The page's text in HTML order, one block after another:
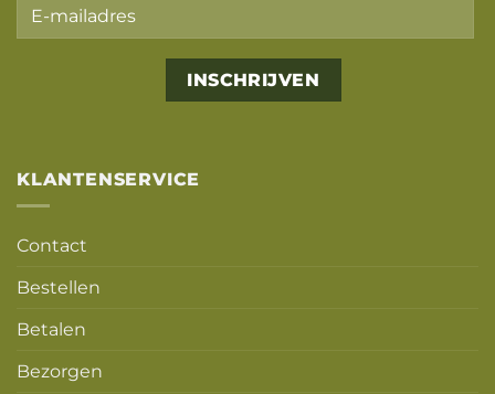
KLANTENSERVICE
Contact
Bestellen
Betalen
Bezorgen